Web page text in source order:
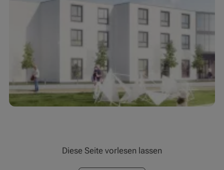
Diese Seite vorlesen lassen